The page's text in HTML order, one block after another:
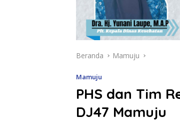
Beranda Mamuju
Mamuju
PHS dan Tim
DJ47 Mamuju